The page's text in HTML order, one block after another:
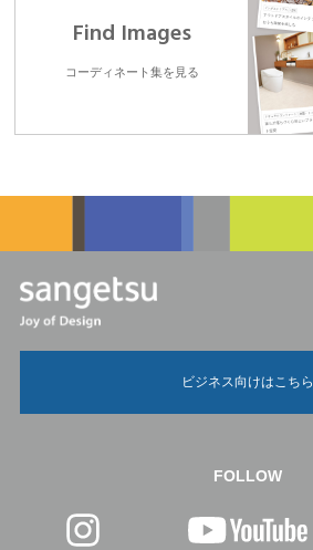
Find Images
コーディネート集を見る
ビジネス向けはこちら
FOLLOW